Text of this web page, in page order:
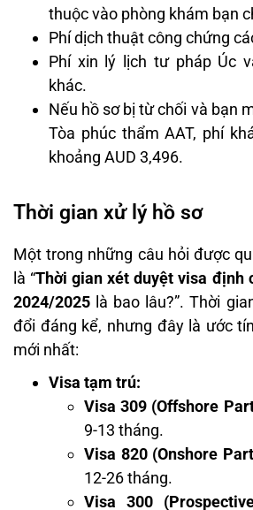
thuộc vào phòng khám bạn
Phí dịch thuật công chứng
Phí xin lý lịch tư pháp Úc
khác.
Nếu hồ sơ bị từ chối và bạn
Tòa phúc thẩm AAT, phí
khoảng AUD 3,496.
Thời gian xử lý hồ sơ
Một trong những câu hỏi được
là “Thời gian xét duyệt visa định
2024/2025 là bao lâu?”. Thời
đổi đáng kể, nhưng đây là ước
mới nhất:
Visa tạm trú:
Visa 309 (Offshore
9-13 tháng.
Visa 820 (Onshore
12-26 tháng.
Visa 300